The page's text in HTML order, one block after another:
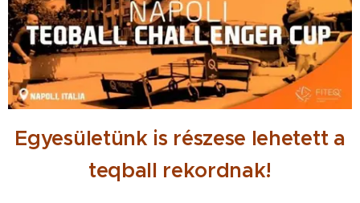
Egyesületünk is részese lehetett a
teqball rekordnak!